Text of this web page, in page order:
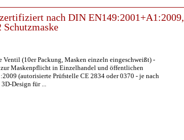
nach DIN EN149:2001+A1:2009,
(10er Packung, Masken einzeln eingeschweißt) -
Maskenpflicht in Einzelhandel und öffentlichen
(autorisierte Prüfstelle CE 2834 oder 0370 - je nach
Design für ...